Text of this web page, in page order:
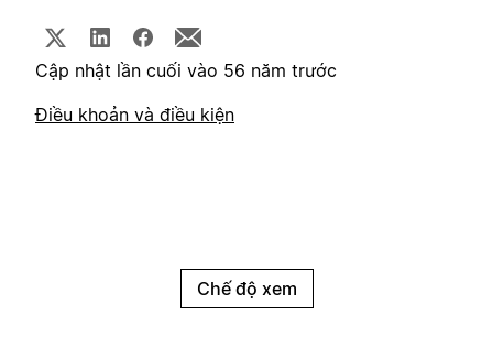
Cập nhật lần cuối vào 56 năm trước
Điều khoản và điều kiện
Chế độ xem